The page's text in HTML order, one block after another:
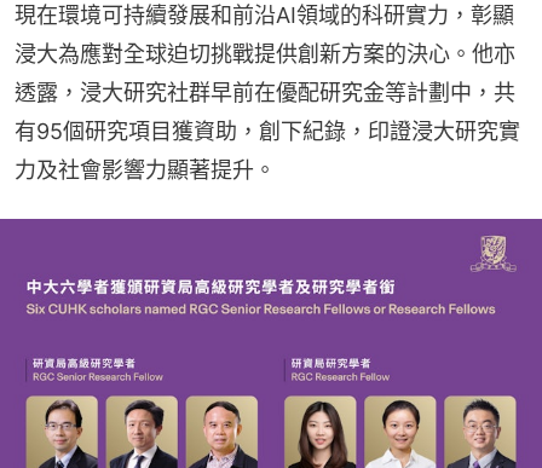
現在環境可持續發展和前沿AI領域的科研實力，彰顯
浸大為應對全球迫切挑戰提供創新方案的決心。他亦
透露，浸大研究社群早前在優配研究金等計劃中，共
有95個研究項目獲資助，創下紀錄，印證浸大研究實
力及社會影響力顯著提升。